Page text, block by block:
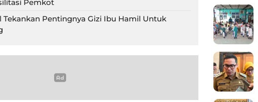
Pemkot
Tekankan Pentingnya Gizi Ibu Hamil Untuk